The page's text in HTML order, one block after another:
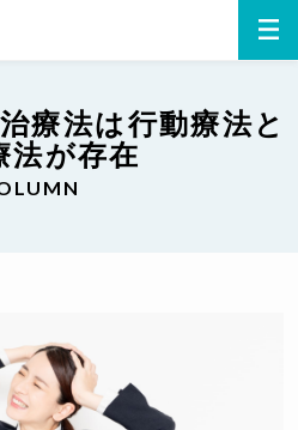
療法は行動療法と
法が存在